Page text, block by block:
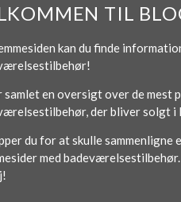
TIL
kan du finde
samlet en oversigt over de mest
der bliver solgt i
du for at skulle sammenligne
med